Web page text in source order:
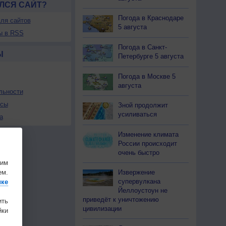
САЙТ?
сайтов
в RSS
Погода в Краснодаре
5 августа
Погода в Санкт-
Петербурге 5 августа
Погода в Москве 5
августа
Зной продолжит
усиливаться
Изменение климата
России происходит
очень быстро
Извержение
супервулкана
Йеллоустоун не
приведёт к уничтожению
цивилизации